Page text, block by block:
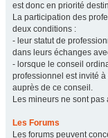
est donc en priorité
La participation des
deux conditions :
- leur statut de
dans leurs échanges
- lorsque le conseil
professionnel est invité
auprès de ce conseil.
Les mineurs ne sont
Les Forums
Les forums peuvent